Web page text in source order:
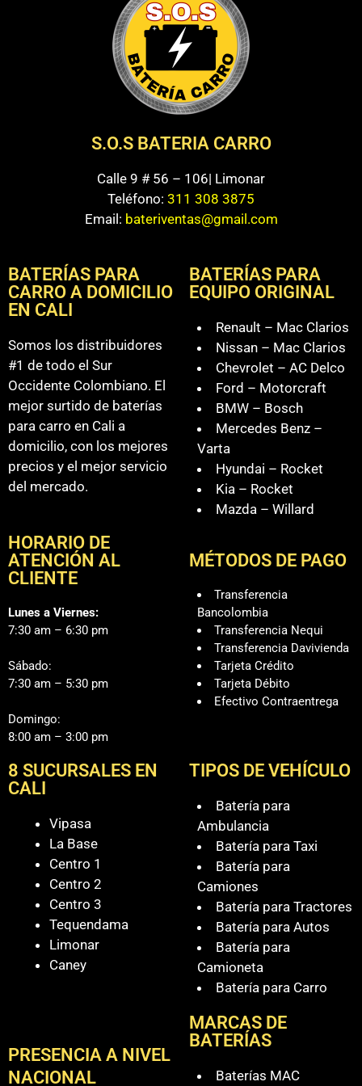
S.O.S BATERIA CARRO
Calle 9 # 56 – 106| Limonar
Teléfono: 311 308 3875
Email: bateriventas@gmail.com
BATERÍAS PARA
CARRO A DOMICILIO
EN CALI
Somos los distribuidores
#1 de todo el Sur
Occidente Colombiano. El
mejor surtido de baterías
para carro en Cali a
domicilio, con los mejores
precios y el mejor servicio
del mercado.
HORARIO DE
ATENCIÓN AL
CLIENTE
Lunes a Viernes:
7:30 am – 6:30 pm
Sábado:
7:30 am – 5:30 pm
Domingo:
8:00 am – 3:00 pm
BATERÍAS PARA
EQUIPO ORIGINAL
Renault – Mac Clarios
Nissan – Mac Clarios
Chevrolet – AC Delco
Ford – Motorcraft
BMW – Bosch
Mercedes Benz –
Varta
Hyundai – Rocket
Kia – Rocket
Mazda – Willard
MÉTODOS DE PAGO
Transferencia
Bancolombia
Transferencia Nequi
Transferencia Davivienda
Tarjeta Crédito
Tarjeta Débito
Efectivo Contraentrega
8 SUCURSALES EN
CALI
Vipasa
La Base
Centro 1
Centro 2
Centro 3
Tequendama
Limonar
Caney
PRESENCIA A NIVEL
NACIONAL
TIPOS DE VEHÍCULO
Batería para
Ambulancia
Batería para Taxi
Batería para
Camiones
Batería para Tractores
Batería para Autos
Batería para
Camioneta
Batería para Carro
MARCAS DE
BATERÍAS
Baterías MAC